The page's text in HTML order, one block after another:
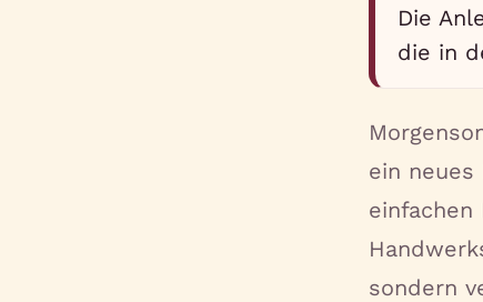
Die
die in
ein
einfachen
sondern